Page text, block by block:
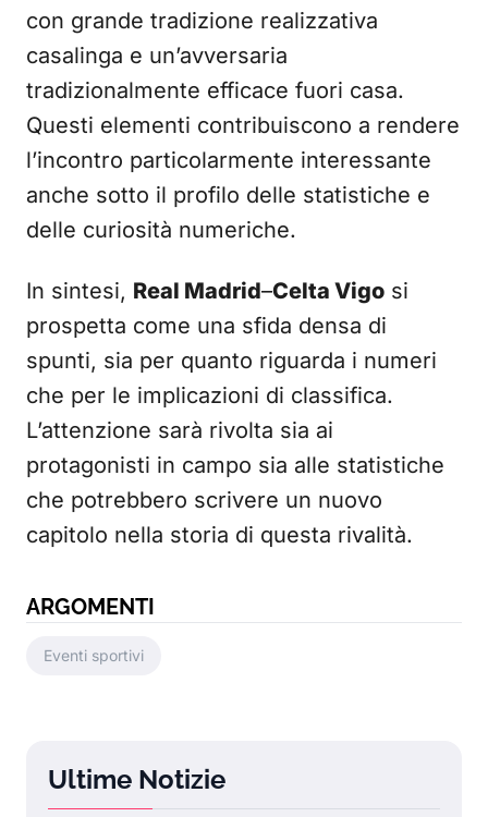
con grande tradizione realizzativa
casalinga e un’avversaria
tradizionalmente efficace fuori casa.
Questi elementi contribuiscono a rendere
l’incontro particolarmente interessante
anche sotto il profilo delle statistiche e
delle curiosità numeriche.
In sintesi, Real Madrid–Celta Vigo si
prospetta come una sfida densa di
spunti, sia per quanto riguarda i numeri
che per le implicazioni di classifica.
L’attenzione sarà rivolta sia ai
protagonisti in campo sia alle statistiche
che potrebbero scrivere un nuovo
capitolo nella storia di questa rivalità.
ARGOMENTI
Eventi sportivi
Ultime Notizie